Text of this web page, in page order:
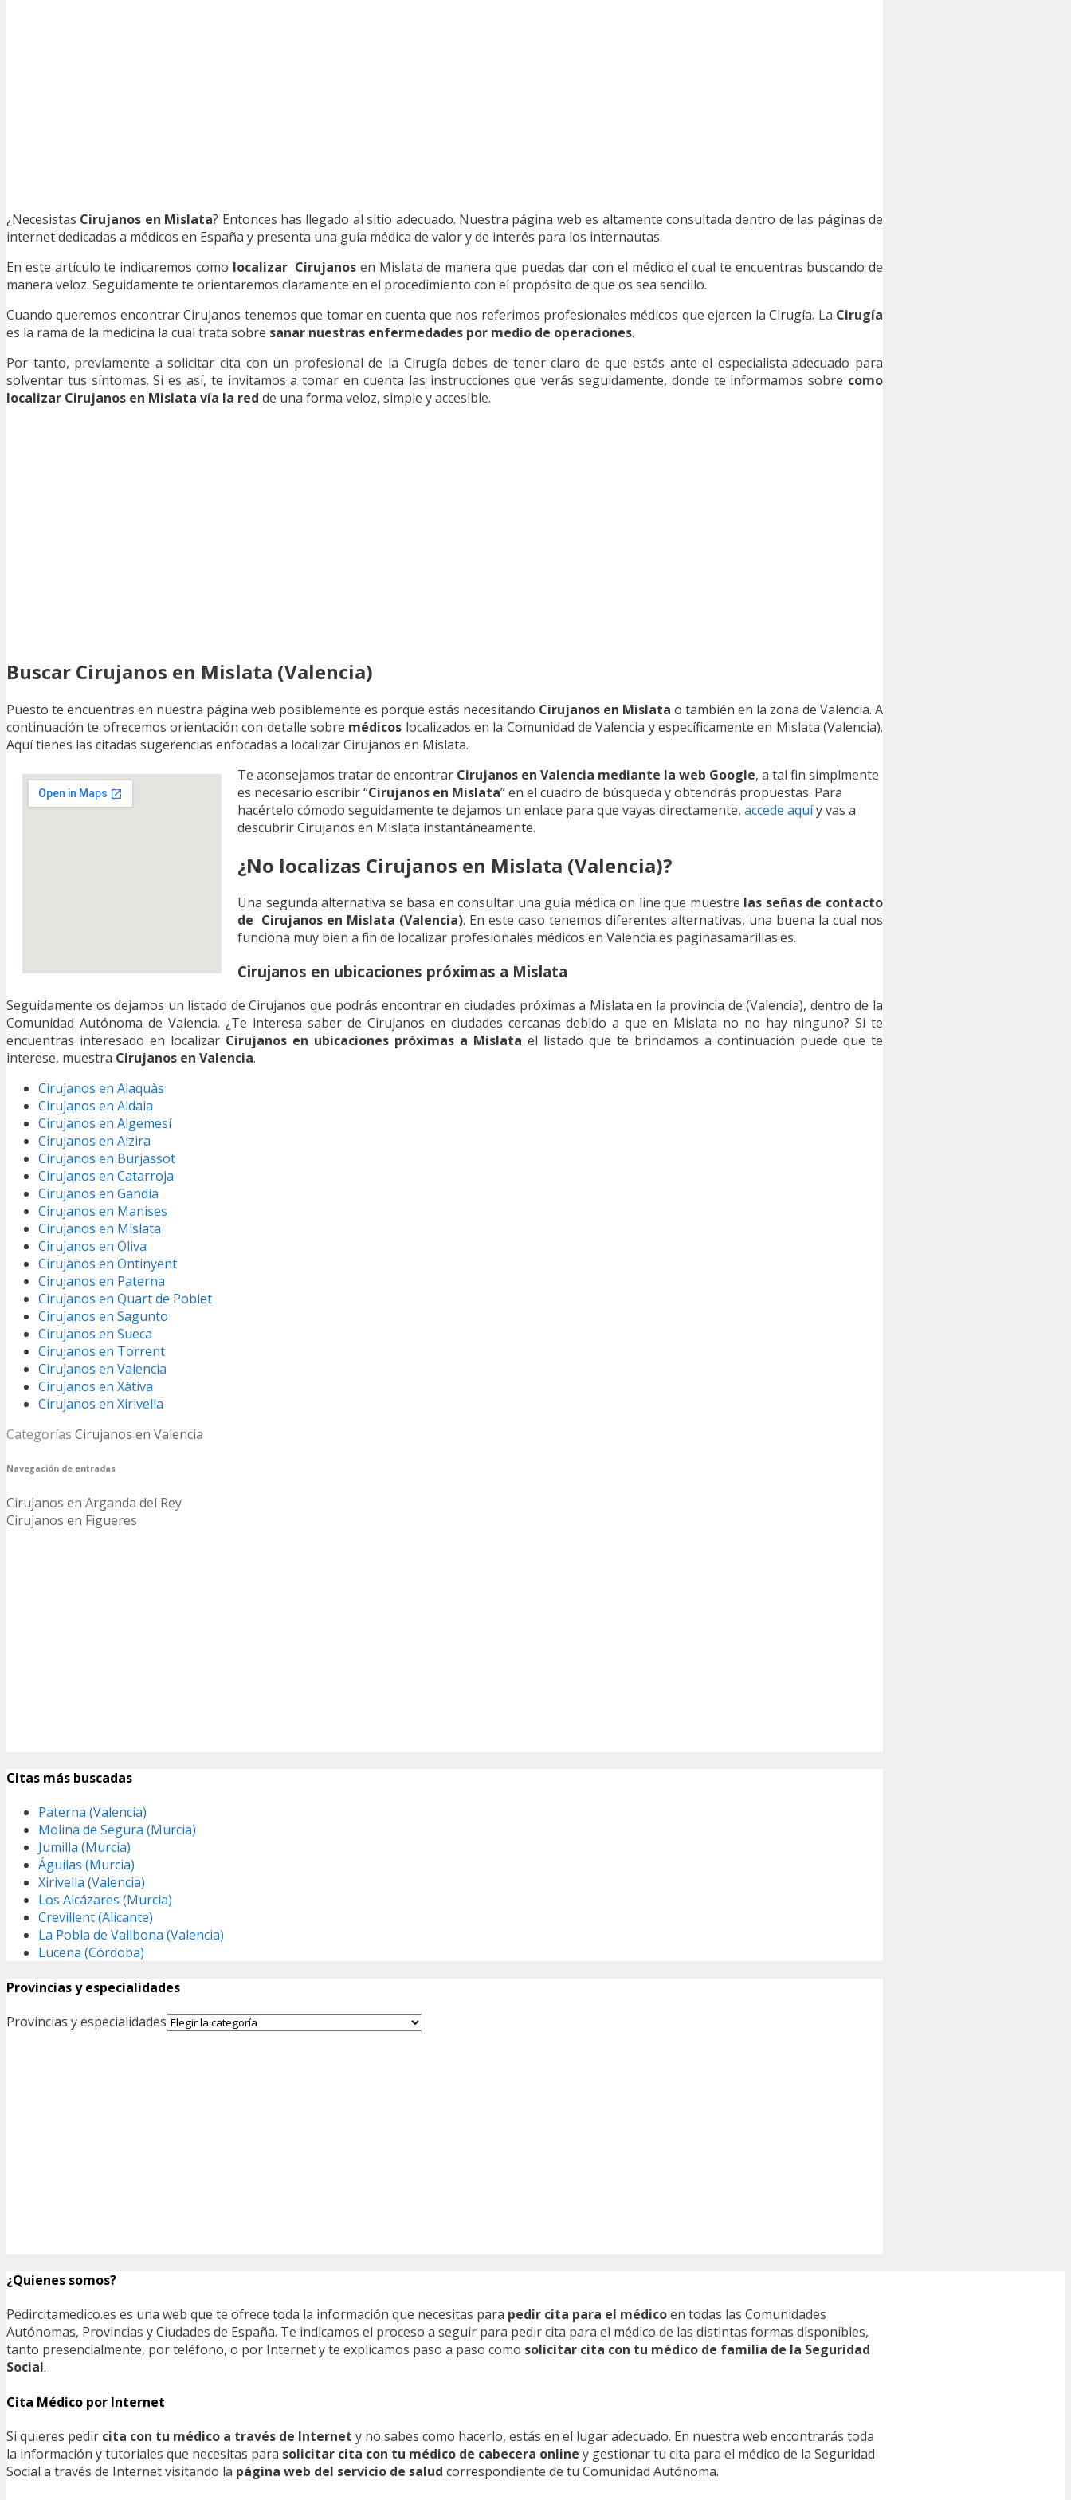
¿Necesistas Cirujanos en Mislata? Entonces has llegado al sitio adecuado. Nuestra página web es altamente consultada dentro de las páginas de
internet dedicadas a médicos en España y presenta una guía médica de valor y de interés para los internautas.
En este artículo te indicaremos como localizar Cirujanos en Mislata de manera que puedas dar con el médico el cual te encuentras buscando de
manera veloz. Seguidamente te orientaremos claramente en el procedimiento con el propósito de que os sea sencillo.
Cuando queremos encontrar Cirujanos tenemos que tomar en cuenta que nos referimos profesionales médicos que ejercen la Cirugía. La Cirugía
es la rama de la medicina la cual trata sobre sanar nuestras enfermedades por medio de operaciones.
Por tanto, previamente a solicitar cita con un profesional de la Cirugía debes de tener claro de que estás ante el especialista adecuado para
solventar tus síntomas. Si es así, te invitamos a tomar en cuenta las instrucciones que verás seguidamente, donde te informamos sobre como
localizar Cirujanos en Mislata vía la red de una forma veloz, simple y accesible.
Buscar Cirujanos en Mislata (Valencia)
Puesto te encuentras en nuestra página web posiblemente es porque estás necesitando Cirujanos en Mislata o también en la zona de Valencia. A
continuación te ofrecemos orientación con detalle sobre médicos localizados en la Comunidad de Valencia y específicamente en Mislata (Valencia).
Aquí tienes las citadas sugerencias enfocadas a localizar Cirujanos en Mislata.
Te aconsejamos tratar de encontrar Cirujanos en Valencia mediante la web Google, a tal fin simplmente
es necesario escribir “Cirujanos en Mislata” en el cuadro de búsqueda y obtendrás propuestas. Para
hacértelo cómodo seguidamente te dejamos un enlace para que vayas directamente, accede aquíy vas a
descubrir Cirujanos en Mislata instantáneamente.
¿No localizas Cirujanos en Mislata (Valencia)?
Una segunda alternativa se basa en consultar una guía médica on line que muestre las señas de contacto
de Cirujanos en Mislata (Valencia). En este caso tenemos diferentes alternativas, una buena la cual nos
funciona muy bien a fin de localizar profesionales médicos en Valencia es paginasamarillas.es.
Cirujanos en ubicaciones próximas a Mislata
Seguidamente os dejamos un listado de Cirujanos que podrás encontrar en ciudades próximas a Mislata en la provincia de (Valencia), dentro de la
Comunidad Autónoma de Valencia. ¿Te interesa saber de Cirujanos en ciudades cercanas debido a que en Mislata no no hay ninguno? Si te
encuentras interesado en localizar Cirujanos en ubicaciones próximas a Mislata el listado que te brindamos a continuación puede que te
interese, muestra Cirujanos en Valencia.
Cirujanos en Alaquàs
Cirujanos en Aldaia
Cirujanos en Algemesí
Cirujanos en Alzira
Cirujanos en Burjassot
Cirujanos en Catarroja
Cirujanos en Gandia
Cirujanos en Manises
Cirujanos en Mislata
Cirujanos en Oliva
Cirujanos en Ontinyent
Cirujanos en Paterna
Cirujanos en Quart de Poblet
Cirujanos en Sagunto
Cirujanos en Sueca
Cirujanos en Torrent
Cirujanos en Valencia
Cirujanos en Xàtiva
Cirujanos en Xirivella
Categorías Cirujanos en Valencia
Navegación de entradas
Cirujanos en Arganda del Rey
Cirujanos en Figueres
Citas más buscadas
Paterna (Valencia)
Molina de Segura (Murcia)
Jumilla (Murcia)
Águilas (Murcia)
Xirivella (Valencia)
Los Alcázares (Murcia)
Crevillent (Alicante)
La Pobla de Vallbona (Valencia)
Lucena (Córdoba)
Provincias y especialidades
Provincias y especialidades
¿Quienes somos?
Pedircitamedico.es es una web que te ofrece toda la información que necesitas para pedir cita para el médicoen todas las Comunidades
Autónomas, Provincias y Ciudades de España. Te indicamos el proceso a seguir para pedir cita para el médico de las distintas formas disponibles,
tanto presencialmente, por teléfono, o por Internet y te explicamos paso a paso como solicitar cita con tu médico de familia de la Seguridad
Social.
Cita Médico por Internet
Si quieres pedir cita con tu médico a través de Internet y no sabes como hacerlo, estás en el lugar adecuado. En nuestra web encontrarás toda
la información y tutoriales que necesitas para solicitar cita con tu médico de cabecera online y gestionar tu cita para el médico de la Seguridad
Social a través de Internet visitando la página web del servicio de salud correspondiente de tu Comunidad Autónoma.